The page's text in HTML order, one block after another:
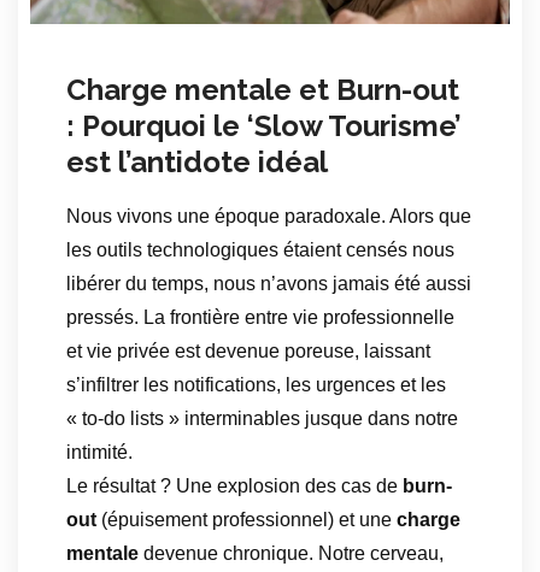
Charge mentale et Burn-out
: Pourquoi le ‘Slow Tourisme’
est l’antidote idéal
Nous vivons une époque paradoxale. Alors que
les outils technologiques étaient censés nous
libérer du temps, nous n’avons jamais été aussi
pressés. La frontière entre vie professionnelle
et vie privée est devenue poreuse, laissant
s’infiltrer les notifications, les urgences et les
« to-do lists » interminables jusque dans notre
intimité.
Le résultat ? Une explosion des cas de burn-
out (épuisement professionnel) et une charge
mentale devenue chronique. Notre cerveau,